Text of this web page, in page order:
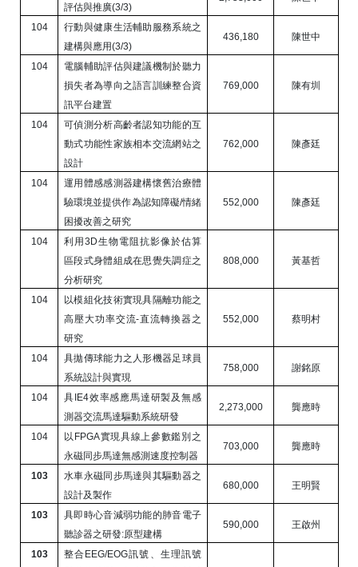
評估與推廣(3/3)
104
行動與健康生活輔助服務系統之
建構與應用(3/3)
436,180 陳世中
104
電腦輔助評估與建議機制於聽力
損失者為導向之語言訓練整合資
訊平台建置
769,000 陳有圳
104
可偵測分析高齡者認知功能的互
動式功能性家族相本交流網站之
設計
762,000 陳彥廷
104
運用體感感測器建構懷舊治療體
驗環境並提供作為認知障礙/情緒
困擾改善之研究
552,000 陳彥廷
104 利用3D生物電阻抗影像於估算
區段式身體組成在思覺失調症之
分析研究
808,000 黃基哲
104
以模組化技術實現具隔離功能之
高壓大功率交流-直流轉換器之
研究
552,000 蔡明村
104
具拋傳球能力之人形機器足球員
系統設計與實現
758,000 謝銘原
104 具 IE4效率感應馬達研製及無感
測器交流馬達驅動系統研發
2,273,000 龔應時
104 以 FPGA實現具線上參數鑑別之
永磁同步馬達無感測速度控制器
703,000 龔應時
103
水車永磁同步馬達與其驅動器之
設計及製作
680,000 王明賢
103
具即時心音減弱功能的肺音電子
聽診器之研發:原型建構
590,000 王啟州
103 整合 EEG/EOG訊號、生理訊號